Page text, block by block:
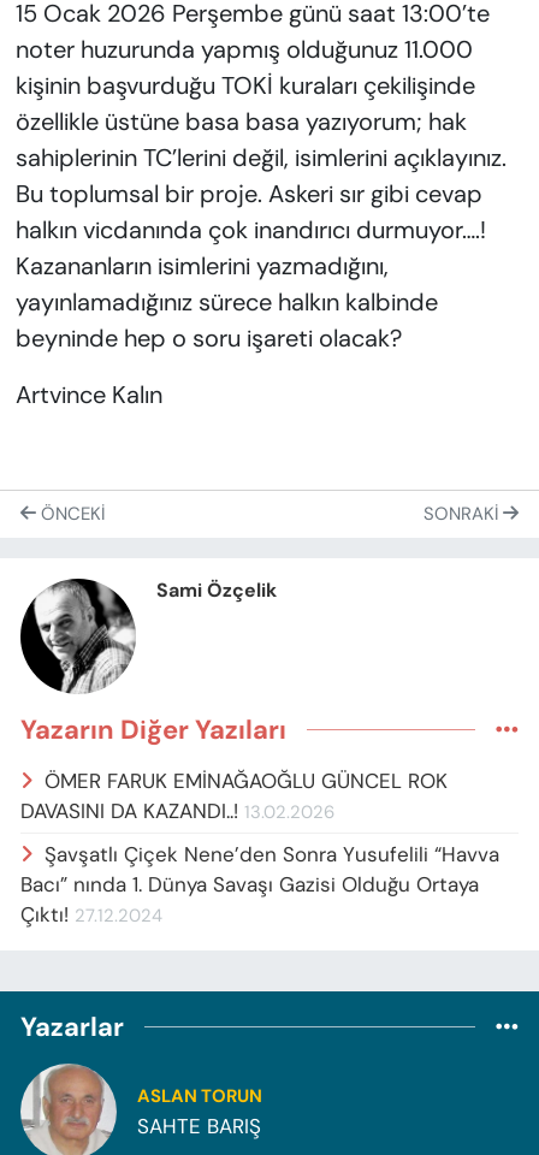
15 Ocak 2026 Perşembe günü saat 13:00’te
noter huzurunda yapmış olduğunuz 11.000
kişinin başvurduğu TOKİ kuraları çekilişinde
özellikle üstüne basa basa yazıyorum; hak
sahiplerinin TC’lerini değil, isimlerini açıklayınız.
Bu toplumsal bir proje. Askeri sır gibi cevap
halkın vicdanında çok inandırıcı durmuyor….!
Kazananların isimlerini yazmadığını,
yayınlamadığınız sürece halkın kalbinde
beyninde hep o soru işareti olacak?
Artvince Kalın
ÖNCEKI SONRAKI
Sami Özçelik
Yazarın Diğer Yazıları
ÖMER FARUK EMİNAĞAOĞLU GÜNCEL ROK
DAVASINI DA KAZANDI..! 13.02.2026
Şavşatlı Çiçek Nene’den Sonra Yusufelili “Havva
Bacı” nında 1. Dünya Savaşı Gazisi Olduğu Ortaya
Çıktı! 27.12.2024
Yazarlar
ASLAN TORUN
SAHTE BARIŞ